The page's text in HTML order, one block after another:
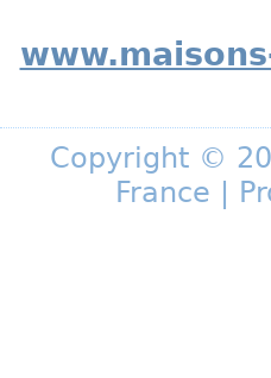
Copyright ©
France |